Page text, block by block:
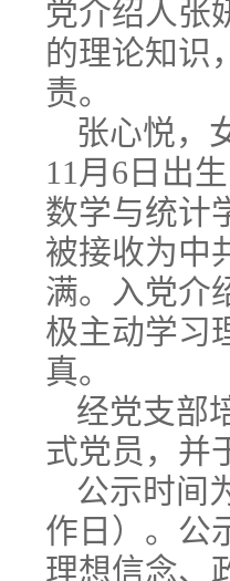
党介绍人张
的理论知识
责。
张心悦，
11月6日出
数学与统计
被接收为中
满。入党介
极主动学习
真。
经党支部
式党员，并
公示时间
作日）。公
理想信念、